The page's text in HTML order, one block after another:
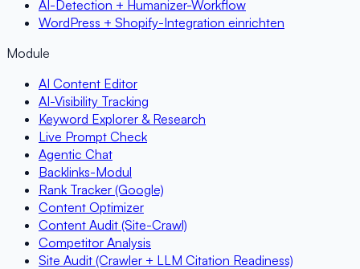
AI-Detection + Humanizer-Workflow
WordPress + Shopify-Integration einrichten
Module
AI Content Editor
AI-Visibility Tracking
Keyword Explorer & Research
Live Prompt Check
Agentic Chat
Backlinks-Modul
Rank Tracker (Google)
Content Optimizer
Content Audit (Site-Crawl)
Competitor Analysis
Site Audit (Crawler + LLM Citation Readiness)